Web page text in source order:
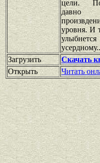
цели.
давно
уровня. И
улыбнется
Загрузить
Скачать
Открыть
Читать